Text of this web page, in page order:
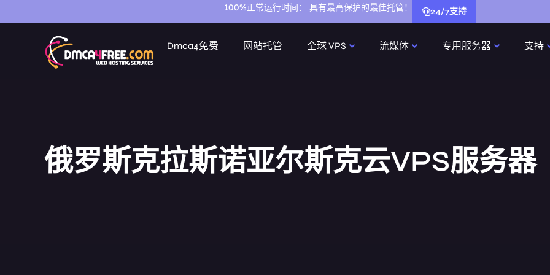
100%正常运行时间： 具有最高保护的最佳托管！ 24/7支持
Dmca4免费 网站托管 全球 VPS 流媒体 专用服务器 支持
俄罗斯克拉斯诺亚尔斯克云VPS服务器